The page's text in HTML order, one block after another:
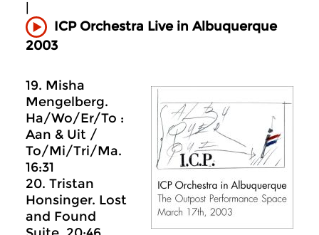
ICP Orchestra Live in Albuquerque
2003
19. Misha
Mengelberg.
Ha/Wo/Er/To :
Aan & Uit /
To/Mi/Tri/Ma.
16:31
20. Tristan
Honsinger. Lost
and Found